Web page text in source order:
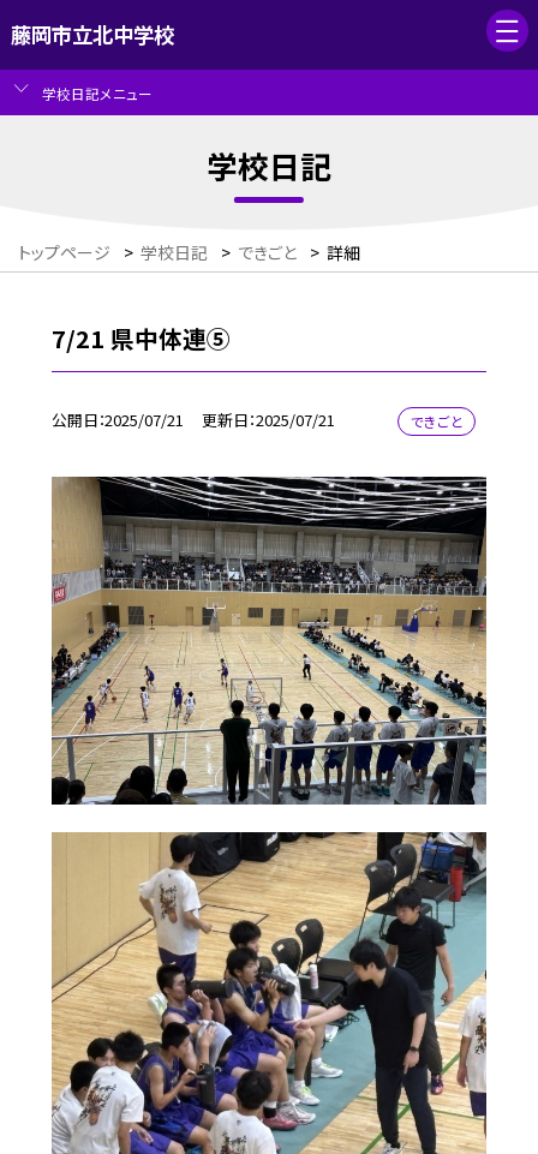
藤岡市立北中学校
学校日記メニュー
学校日記
トップページ > 学校日記 > できごと > 詳細
7/21 県中体連⑤
公開日 2025/07/21 更新日 2025/07/21 できごと